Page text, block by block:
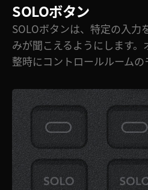
SOLOボタン
SOLOボタンは、特定の入力
みが聞こえるようにします
整時にコントロールルームの